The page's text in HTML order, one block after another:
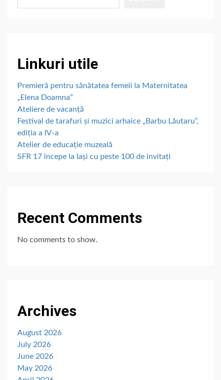
Linkuri utile
Premieră pentru sănătatea femeii la Maternitatea
„Elena Doamna”
Ateliere de vacanță
Festival de tarafuri și muzici arhaice „Barbu Lăutaru”,
ediția a IV-a
Atelier de educație muzeală
SFR 17 începe la Iași cu peste 100 de invitați
Recent Comments
No comments to show.
Archives
August 2026
July 2026
June 2026
May 2026